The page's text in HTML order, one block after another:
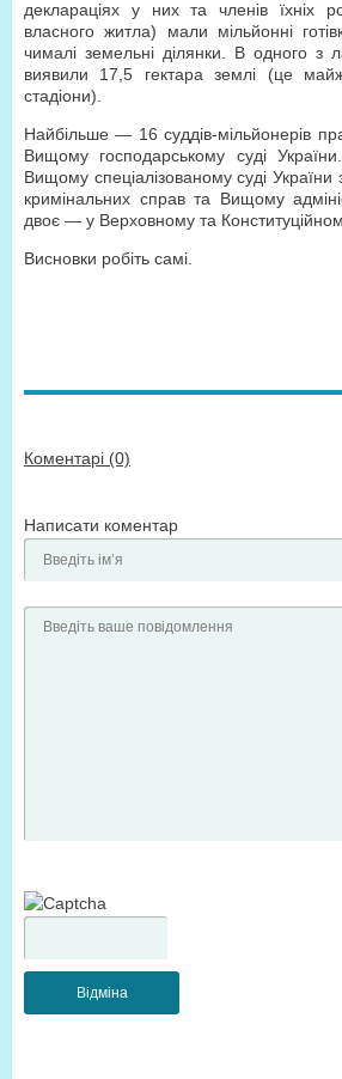
деклараціях у них та членів їхніх
власного житла) мали мільйонні
чималі земельні ділянки. В одного з
виявили 17,5 гектара землі (це
стадіони).
Найбільше — 16 суддів-мільйонерів
Вищому господарському суді
Вищому спеціалізованому суді України
кримінальних справ та Вищому
двоє — у Верховному та
Висновки робіть самі.
Коментарі (0)
Написати коментар